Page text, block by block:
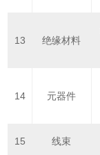
13 绝缘材料
14 元器件
15 线束